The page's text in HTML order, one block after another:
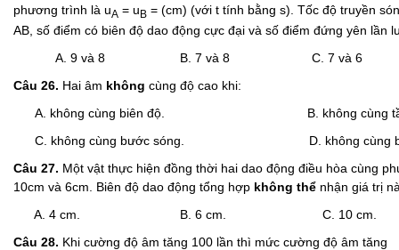
phương trình là uA = uB = (cm) (với t tính bằng s). Tốc độ truyền
AB, số điểm có biên độ dao động cực đại và số điểm đứng yên lần
A. 9 và 8 B. 7 và 8 C. 7 và 6 D.
Câu 26. Hai âm không cùng độ cao khi:
A. không cùng biên độ. B. không cùng
C. không cùng bước sóng. D. không cùng biên
Câu 27. Một vật thực hiện đồng thời hai dao động điều hòa cùng
10cm và 6cm. Biên độ dao động tổng hợp không thể nhận giá trị
A. 4 cm. B. 6 cm. C. 10 cm.
Câu 28. Khi cường độ âm tăng 100 lần thì mức cường độ âm tăng